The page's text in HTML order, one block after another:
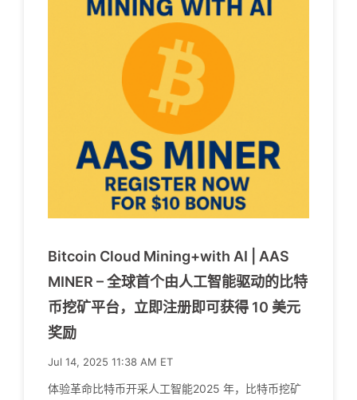
Bitcoin Cloud Mining+with AI | AAS
MINER – 全球首个由人工智能驱动的比特
币挖矿平台，立即注册即可获得 10 美元
奖励
Jul 14, 2025 11:38 AM ET
体验革命比特币开采人工智能2025 年，比特币挖矿